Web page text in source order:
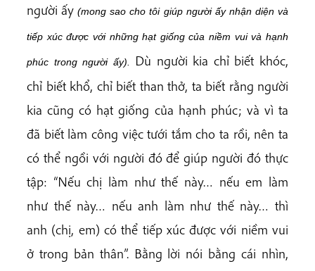
người ấy(mong sao cho tôi giúp người ấy nhận diện và
tiếp xúc được với những hạt giống của niềm vui và hạnh
phúc trong người ấy).
Dù người kia chỉ biết khóc,
chỉ biết khổ, chỉ biết than thở, ta biết rằng người
kia cũng có hạt giống của hạnh phúc; và vì ta
đã biết làm công việc tưới tắm cho ta rồi, nên ta
có thể ngồi với người đó để giúp người đó thực
tập: “Nếu chị làm như thế này… nếu em làm
như thế này… nếu anh làm như thế này… thì
anh (chị, em) có thể tiếp xúc được với niềm vui
ở trong bản thân”. Bằng lời nói bằng cái nhìn,